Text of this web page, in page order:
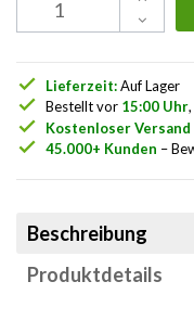
check Lieferzeit:Auf Lager
check Bestellt vor 15:00 Uhr,
check Kostenloser Versand
check 45.000+ Kunden –
Beschreibung
Produktdetails